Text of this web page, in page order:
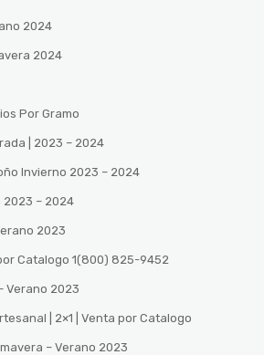
2024
2024
Por Gramo
| 2023 – 2024
Invierno 2023 – 2024
2023 – 2024
2023
Catalogo 1(800) 825-9452
Verano 2023
| 2×1 | Venta por Catalogo
– Verano 2023